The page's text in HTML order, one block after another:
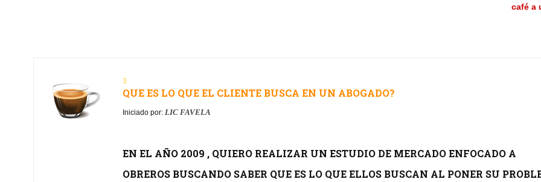
café a
3
QUE ES LO QUE EL CLIENTE BUSCA EN UN ABOGADO?
Iniciado por: LIC FAVELA
EN EL AÑO 2009 , QUIERO REALIZAR UN ESTUDIO DE MERCADO ENFOCADO A
OBREROS BUSCANDO SABER QUE ES LO QUE ELLOS BUSCAN AL PONER SU